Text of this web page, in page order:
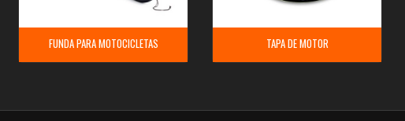
FUNDA PARA MOTOCICLETAS TAPA DE MOTOR